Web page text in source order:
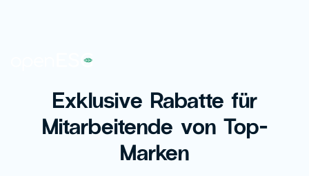
Exklusive Rabatte für
Mitarbeitende von Top-
Marken